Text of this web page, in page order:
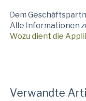
Dem
Alle Informationen
Wozu dient die
Verwandte